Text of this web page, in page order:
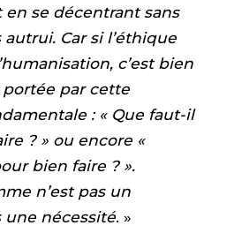
se décentrant sans
Car si l’éthique
c’est bien
portée par cette
: « Que faut-il
? » ou encore «
bien faire ? ».
n’est pas un
une nécessité. »